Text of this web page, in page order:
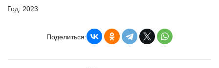
Год: 2023
Поделиться: